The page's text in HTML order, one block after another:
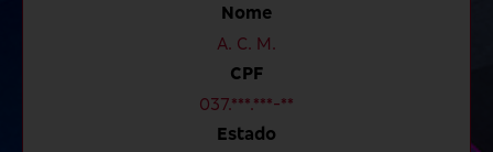
Nome
A. C. M.
CPF
037.***.***-**
Estado